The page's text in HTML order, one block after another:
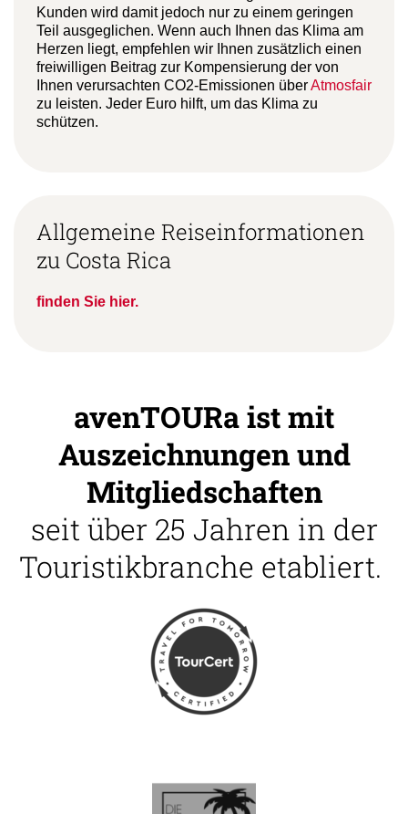
Kunden wird damit jedoch nur zu einem geringen
Teil ausgeglichen. Wenn auch Ihnen das Klima am
Herzen liegt, empfehlen wir Ihnen zusätzlich einen
freiwilligen Beitrag zur Kompensierung der von
Ihnen verursachten CO2-Emissionen überAtmosfair
zu leisten. Jeder Euro hilft, um das Klima zu
schützen.
Allgemeine Reiseinformationen
zu Costa Rica
finden Sie hier.
avenTOURa ist mit
Auszeichnungen und
Mitgliedschaften
seit über 25 Jahren in der
Touristikbranche etabliert.